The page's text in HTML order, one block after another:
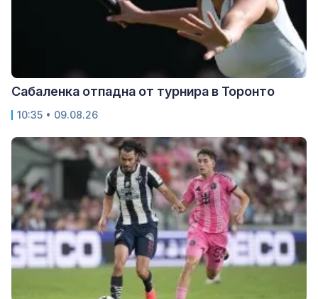
Сабаленка отпадна от турнира в Торонто
10:35 • 09.08.26